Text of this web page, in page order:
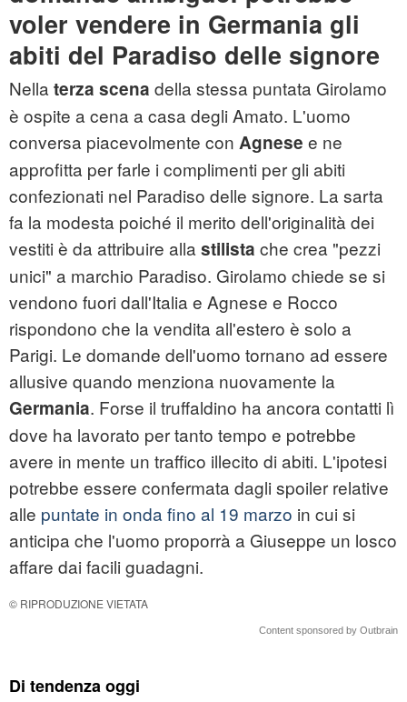
voler vendere in Germania gli
abiti del Paradiso delle signore
Nella terza scena della stessa puntata Girolamo
è ospite a cena a casa degli Amato. L'uomo
conversa piacevolmente con Agnese e ne
approfitta per farle i complimenti per gli abiti
confezionati nel Paradiso delle signore. La sarta
fa la modesta poiché il merito dell'originalità dei
vestiti è da attribuire alla stilista che crea "pezzi
unici" a marchio Paradiso. Girolamo chiede se si
vendono fuori dall'Italia e Agnese e Rocco
rispondono che la vendita all'estero è solo a
Parigi. Le domande dell'uomo tornano ad essere
allusive quando menziona nuovamente la
Germania. Forse il truffaldino ha ancora contatti lì
dove ha lavorato per tanto tempo e potrebbe
avere in mente un traffico illecito di abiti. L'ipotesi
potrebbe essere confermata dagli spoiler relative
alle puntate in onda fino al 19 marzo in cui si
anticipa che l'uomo proporrà a Giuseppe un losco
affare dai facili guadagni.
© RIPRODUZIONE VIETATA
Content sponsored by Outbrain
Di tendenza oggi